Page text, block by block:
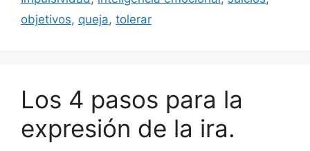
objetivos, queja, tolerar
Los 4 pasos para la
expresión de la ira.